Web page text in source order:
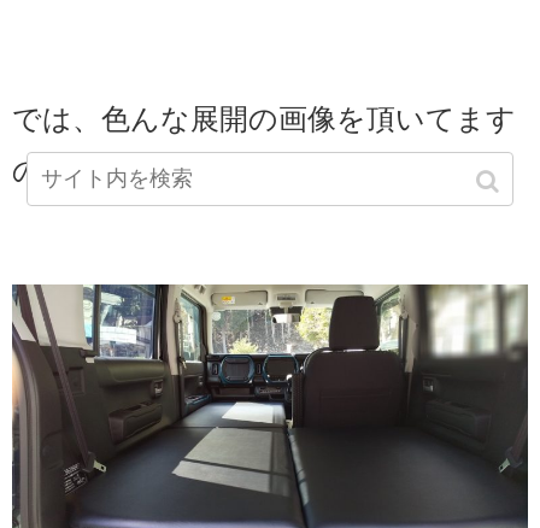
では、色んな展開の画像を頂いてます
ので次々に紹介させて頂きます。